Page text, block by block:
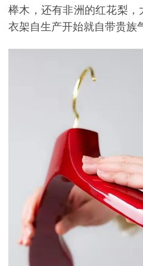
榉木，还有非洲的红花梨
衣架自生产开始就自带贵族